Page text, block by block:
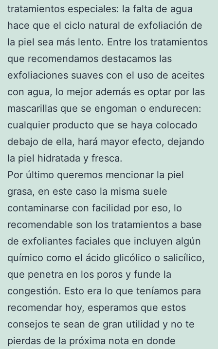
tratamientos especiales: la falta de agua
hace que el ciclo natural de exfoliación de
la piel sea más lento. Entre los tratamientos
que recomendamos destacamos las
exfoliaciones suaves con el uso de aceites
con agua, lo mejor además es optar por las
mascarillas que se engoman o endurecen:
cualquier producto que se haya colocado
debajo de ella, hará mayor efecto, dejando
la piel hidratada y fresca.
Por último queremos mencionar la piel
grasa, en este caso la misma suele
contaminarse con facilidad por eso, lo
recomendable son los tratamientos a base
de exfoliantes faciales que incluyen algún
químico como el ácido glicólico o salicílico,
que penetra en los poros y funde la
congestión. Esto era lo que teníamos para
recomendar hoy, esperamos que estos
consejos te sean de gran utilidad y no te
pierdas de la próxima nota en donde